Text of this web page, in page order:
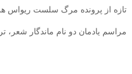
تازه از پرونده مرگ سلست ریواس
مراسم یادمان دو نام ماندگار شعر،